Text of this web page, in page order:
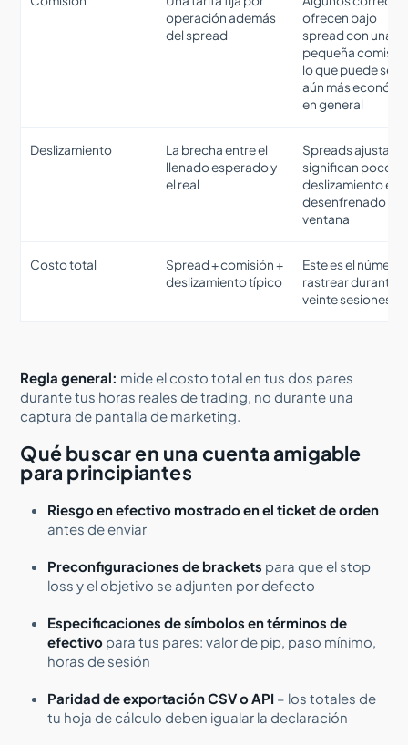
operación además
del spread
ofrecen bajo
spread con una
pequeña
lo que puede ser
aún más
en general
Deslizamiento
La brecha entre el
llenado esperado y
el real
Spreads
significan poco si
deslizamiento es
desenfrenado en
ventana
Costo total
Spread + comisión +
deslizamiento típico
Este es el número
rastrear durante
veinte sesiones
Regla general: mide el costo total en tus dos pares
durante tus horas reales de trading, no durante una
captura de pantalla de marketing.
Qué buscar en una cuenta amigable
para principiantes
Riesgo en efectivo mostrado en el ticket de orden
antes de enviar
Preconfiguraciones de brackets para que el stop
loss y el objetivo se adjunten por defecto
Especificaciones de símbolos en términos de
efectivo para tus pares: valor de pip, paso mínimo,
horas de sesión
Paridad de exportación CSV o API – los totales de
tu hoja de cálculo deben igualar la declaración